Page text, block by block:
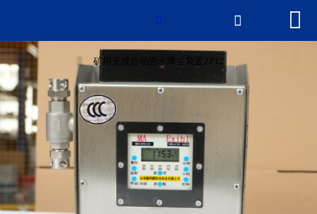
网站首页
产品中心
新闻中心
2026世界杯官网
荣誉资质
厂房厂景

矿用无线自动洒水降尘装置ZP12
 